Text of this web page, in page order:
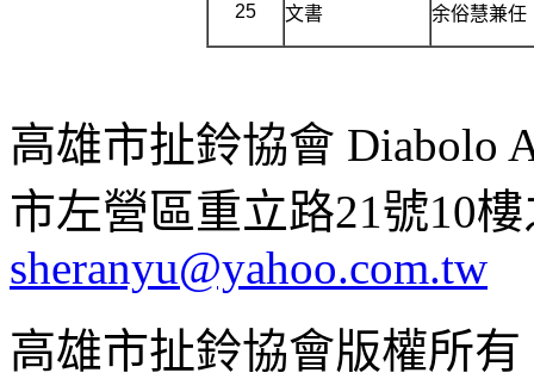
25 文書 余俗慧兼任
高雄市扯鈴協會 Diabolo
市左營區重立路21號10
sheranyu@yahoo.com.tw
高雄市扯鈴協會版權所